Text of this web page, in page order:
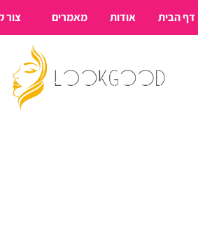
דף הבית אודות מאמרים צור